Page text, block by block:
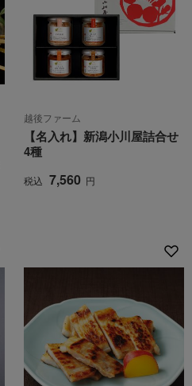
越後ファーム
【名入れ】新潟小川屋詰合せ
4種
税込 7,560 円